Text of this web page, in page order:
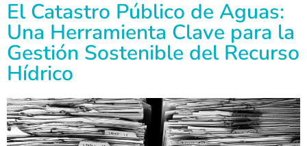
El Catastro Público de Aguas:
Una Herramienta Clave para la
Gestión Sostenible del Recurso
Hídrico